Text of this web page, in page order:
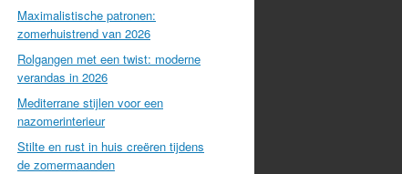
Maximalistische patronen:
zomerhuistrend van 2026
Rolgangen met een twist: moderne
verandas in 2026
Mediterrane stijlen voor een
nazomerinterieur
Stilte en rust in huis creëren tijdens
de zomermaanden